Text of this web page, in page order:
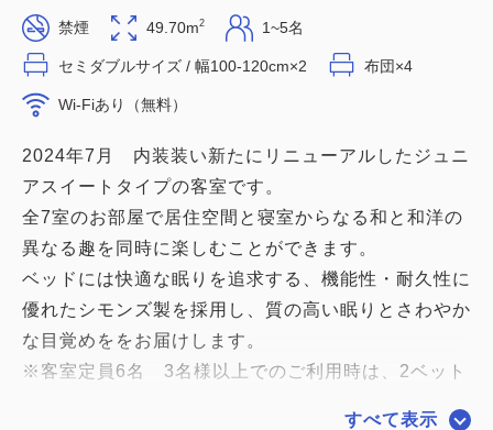
禁煙 49.70m2 1~5名
セミダブルサイズ / 幅100-120cm×2 布団×4
Wi-Fiあり（無料）
2024年7月 内装装い新たにリニューアルしたジュニ
アスイートタイプの客室です。
全7室のお部屋で居住空間と寝室からなる和と和洋の
異なる趣を同時に楽しむことができます。
ベッドには快適な眠りを追求する、機能性・耐久性に
優れたシモンズ製を採用し、質の高い眠りとさわやか
な目覚めををお届けします。
※客室定員6名 3名様以上でのご利用時は、2ベット
すべて表示